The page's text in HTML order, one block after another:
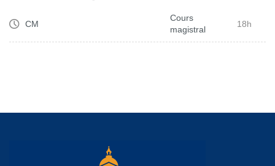
CM
Cours
magistral
18h